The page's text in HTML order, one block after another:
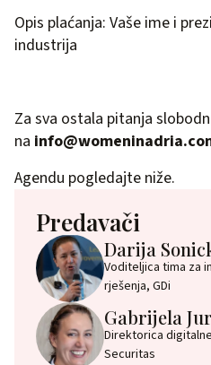
Opis plaćanja: Vaše ime i
industrija
Za sva ostala pitanja
na
Agendu pogledajte niže.
Predavači
Darija
Voditeljica tima za
rješenja, GDi
Gabrijela
Direktorica
Securitas